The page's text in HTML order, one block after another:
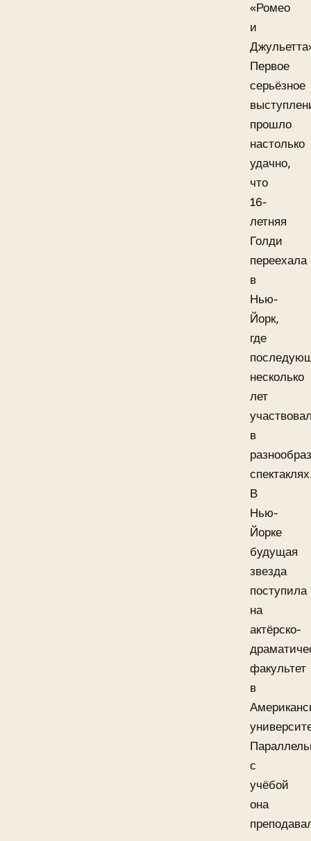
«Ромео
и
Первое
серьёзное
прошло
настолько
удачно,
что
16-
летняя
Голди
переехала
в
Нью-
Йорк,
где
несколько
лет
в
В
Нью-
Йорке
будущая
звезда
поступила
на
актёрско-
факультет
в
с
учёбой
она